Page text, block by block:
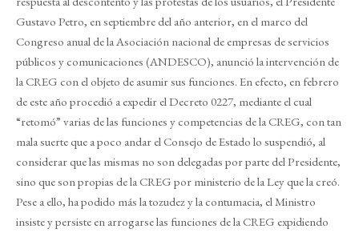
Gustavo Petro, en septiembre del año anterior, en el marco del
Congreso anual de la Asociación nacional de empresas de servicios
públicos y comunicaciones (ANDESCO), anunció la intervención de
la CREG con el objeto de asumir sus funciones. En efecto, en febrero
de este año procedió a expedir el Decreto 0227, mediante el cual
“retomó” varias de las funciones y competencias de la CREG, con tan
mala suerte que a poco andar el Consejo de Estado lo suspendió, al
considerar que las mismas no son delegadas por parte del Presidente,
sino que son propias de la CREG por ministerio de la Ley que la creó.
Pese a ello, ha podido más la tozudez y la contumacia, el Ministro
insiste y persiste en arrogarse las funciones de la CREG expidiendo